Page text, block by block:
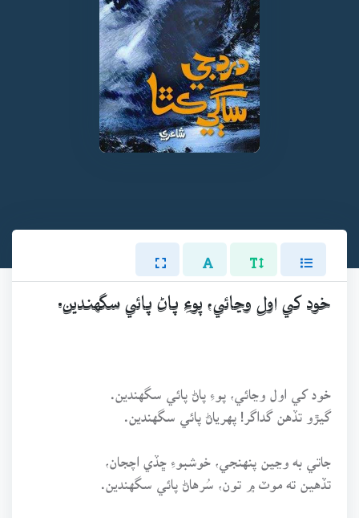
خود کي اول وڃائي، پوءِ پاڻ پائي سگهندين.
خود کي اول وڃائي، پوءِ پاڻ پائي سگهندين.
گيڙو تڏهن گداگر! پهرياڻ پائي سگهندين.
جاتي به وڃين پنهنجي، خوشبوءِ ڇڏي اچجان،
تڏهين ته موٽ ۾ تون، سُرهاڻ پائي سگهندين.